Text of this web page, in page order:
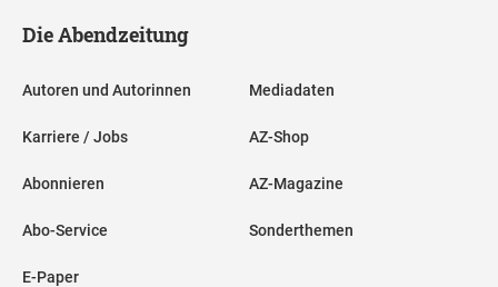
Die Abendzeitung
Autoren und Autorinnen
Karriere / Jobs
Abonnieren
Abo-Service
E-Paper
Mediadaten
AZ-Shop
AZ-Magazine
Sonderthemen